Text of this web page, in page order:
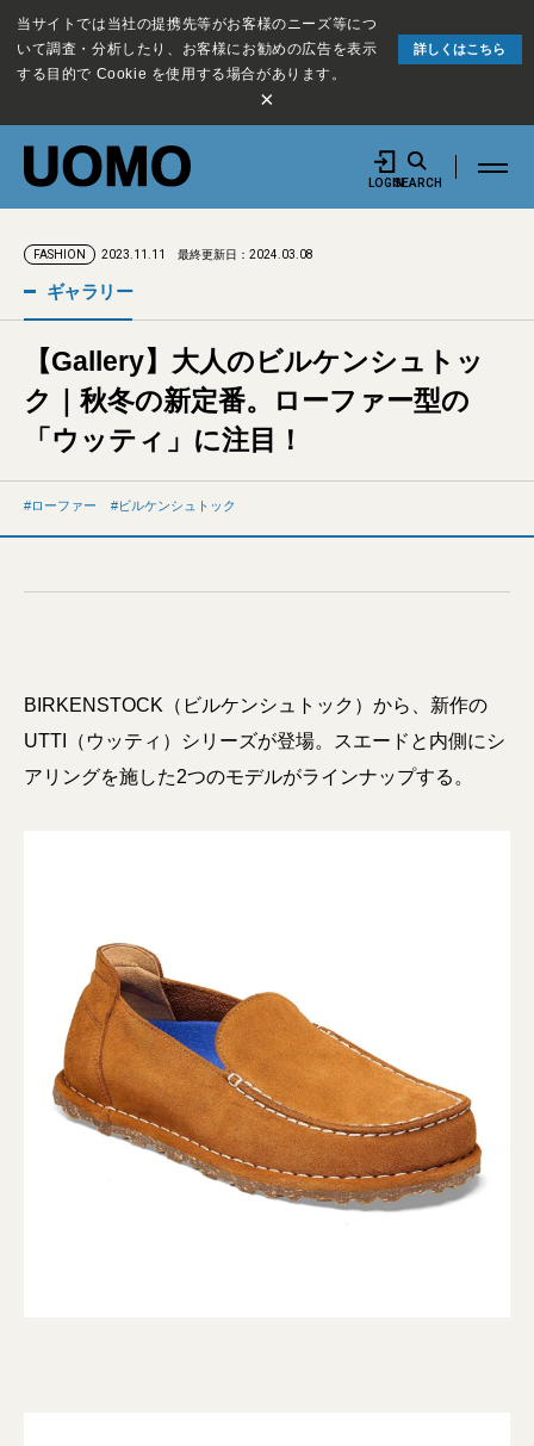
当サイトでは当社の提携先等がお客様のニーズ等につ
いて調査・分析したり、お客様にお勧めの広告を表示
する目的で Cookie を使用する場合があります。
詳しくはこちら
×
LOGINSEARCH
FASHION 2023.11.11 最終更新日：2024.03.08
ギャラリー
【Gallery】大人のビルケンシュトッ
ク｜秋冬の新定番。ローファー型の
「ウッティ」に注目！
ローファー ビルケンシュトック
BIRKENSTOCK（ビルケンシュトック）から、新作の
UTTI（ウッティ）シリーズが登場。スエードと内側にシ
アリングを施した2つのモデルがラインナップする。